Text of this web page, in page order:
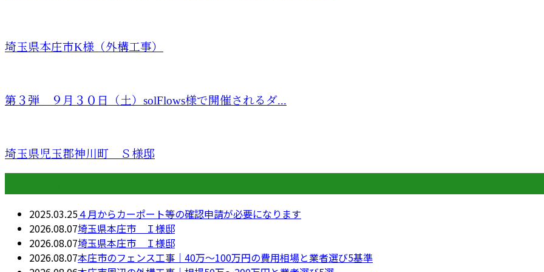
埼玉県本庄市K様（外構工事）
第３弾 ９月３０日（土）solFlows様で開催されるダ...
埼玉県児玉郡神川町 Ｓ様邸
2025.03.25４月からカーポート等の確認申請が必要になります
2026.08.07埼玉県本庄市 Ｉ様邸
2026.08.07埼玉県本庄市 Ｉ様邸
2026.08.07本庄市のフェンス工事｜40万〜100万円の費用相場と業者選び5基準